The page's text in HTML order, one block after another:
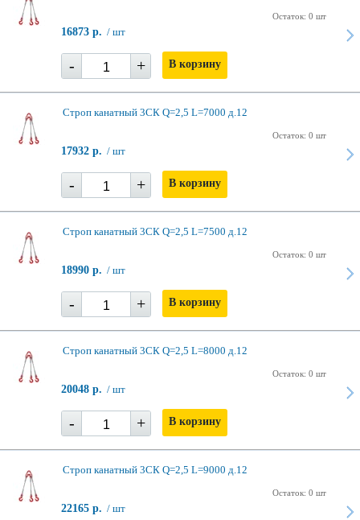
Остаток: 0 шт
16873 р. / шт
- + В корзину
Строп канатный 3СК Q=2,5 L=7000 д.12
Остаток: 0 шт
17932 р. / шт
- + В корзину
Строп канатный 3СК Q=2,5 L=7500 д.12
Остаток: 0 шт
18990 р. / шт
- + В корзину
Строп канатный 3СК Q=2,5 L=8000 д.12
Остаток: 0 шт
20048 р. / шт
- + В корзину
Строп канатный 3СК Q=2,5 L=9000 д.12
Остаток: 0 шт
22165 р. / шт